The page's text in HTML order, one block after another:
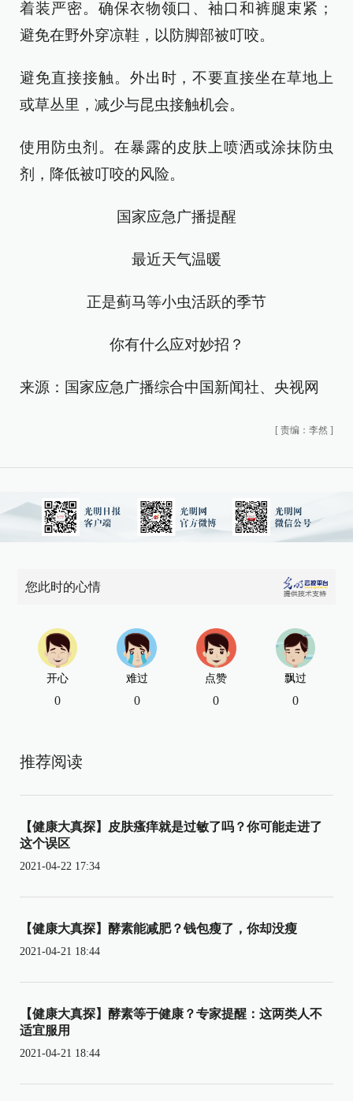
着装严密。确保衣物领口、袖口和裤腿束紧；
避免在野外穿凉鞋，以防脚部被叮咬。
避免直接接触。外出时，不要直接坐在草地上
或草丛里，减少与昆虫接触机会。
使用防虫剂。在暴露的皮肤上喷洒或涂抹防虫
剂，降低被叮咬的风险。
国家应急广播提醒
最近天气温暖
正是蓟马等小虫活跃的季节
你有什么应对妙招？
来源：国家应急广播综合中国新闻社、央视网
[ 责编：李然 ]
您此时的心情
开心
0
难过
0
点赞
0
飘过
0
推荐阅读
【健康大真探】皮肤瘙痒就是过敏了吗？你可能走进了
这个误区
2021-04-22 17:34
【健康大真探】酵素能减肥？钱包瘦了，你却没瘦
2021-04-21 18:44
【健康大真探】酵素等于健康？专家提醒：这两类人不
适宜服用
2021-04-21 18:44